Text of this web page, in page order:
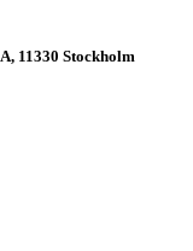
11330 Stockholm